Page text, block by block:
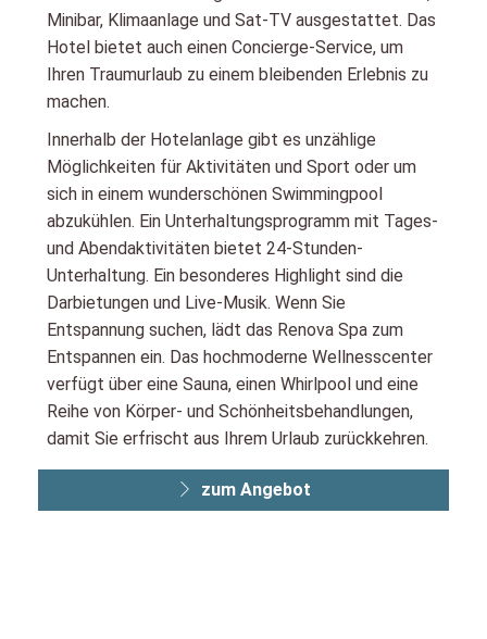
Minibar, Klimaanlage und Sat-TV ausgestattet. Das
Hotel bietet auch einen Concierge-Service, um
Ihren Traumurlaub zu einem bleibenden Erlebnis zu
machen.
Innerhalb der Hotelanlage gibt es unzählige
Möglichkeiten für Aktivitäten und Sport oder um
sich in einem wunderschönen Swimmingpool
abzukühlen. Ein Unterhaltungsprogramm mit Tages-
und Abendaktivitäten bietet 24-Stunden-
Unterhaltung. Ein besonderes Highlight sind die
Darbietungen und Live-Musik. Wenn Sie
Entspannung suchen, lädt das Renova Spa zum
Entspannen ein. Das hochmoderne Wellnesscenter
verfügt über eine Sauna, einen Whirlpool und eine
Reihe von Körper- und Schönheitsbehandlungen,
damit Sie erfrischt aus Ihrem Urlaub zurückkehren.
zum Angebot